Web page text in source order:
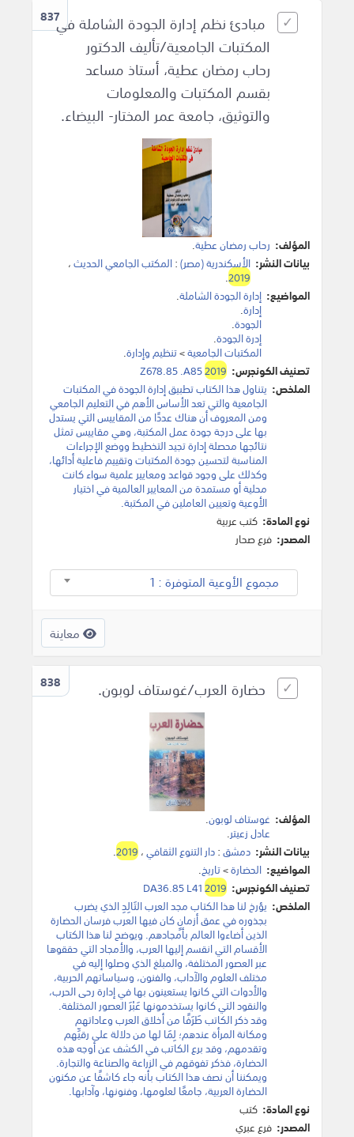
837مبادئ نظم إدارة الجودة الشاملة في
المكتبات الجامعية/تأليف الدكتور
رحاب رمضان عطية، أستاذ مساعد
بقسم المكتبات والمعلومات
والتوثيق، جامعة عمر المختار- البيضاء.
المؤلف: رحاب رمضان عطية.
بيانات النشر: الأسكندرية (مصر):المكتب الجامعي الحديث،
2019
.
المواضيع: إدارة الجودة الشاملة.
إدارة.
الجودة.
إدرة الجودة.
المكتبات الجامعية>تنظيم وإدارة.
تصنيف الكونجرس:
Z678.85 .A852019
الملخص: يتناول هذا الكتاب تطبيق إدارة الجودة في المكتبات
الجامعية والتي تعد الأساس الأهم في التعليم الجامعي
ومن المعروف أن هناك عددًا من المقاييس التي يستدل
بها على درجة جودة عمل المكتبة، وهي مقاييس تمثل
نتائجها محصلة إدارة تجيد التخطيط ووضع الإجراءات
المناسبة لتحسين جودة المكتبات وتقييم فاعلية أدائها،
وكذلك على وجود قواعد ومعايير علمية سواء كانت
محلية أو مستمدة من المعايير العالمية في اختيار
الأوعية وتعيين العاملين في المكتبة.
نوع المادة: كتب عربية
المصدر: فرع صحار
مجموع الأوعية المتوفرة : 1
معاينة
838 حضارة العرب/غوستاف لوبون.
المؤلف: غوستاف لوبون.
عادل زعيتر.
بيانات النشر: دمشق:دار التنوع الثقافي،2019
.
المواضيع: الحضارة>تاريخ.
تصنيف الكونجرس:
DA36.85 L412019
الملخص: يؤرخ لنا هذا الكتاب مجد العرب التَالِدِ الذي يضرب
بجذوره في عمق أزمانٍ كان فيها العرب فرسان الحضارة
الذين أضاءوا العالم بأمجادهم. ويوضح لنا هذا الكتاب
الأقسام التي انقسم إليها العرب، والأمجاد التي حققوها
عبر العصور المختلفة، والمبلغ الذي وصلوا إليه في
مختلف العلوم والآداب، والفنون، وسياساتهم الحربية،
والأدوات التي كانوا يستعينون بها في إدارة رحى الحرب،
والنقود التي كانوا يستخدمونها عَبْرَ العصور المختلفة.
وقد ذكر الكاتب طَرَفًا من أخلاق العرب وعاداتهم
ومكانة المرأة عندهم؛ لِمَا لها من دلالة على رقيِّهم
وتقدمهم، وقد برع الكاتب في الكشف عن أوجه هذه
الحضارة، فذكر تفوقهم في الزراعة والصناعة والتجارة.
ويمكننا أن نصف هذا الكتاب بأنه جاء كاشفًا عن مكنون
الحضارة العربية، جامعًا لعلومها، وفنونها، وآدابها.
نوع المادة: كتب
المصدر: فرع عبري